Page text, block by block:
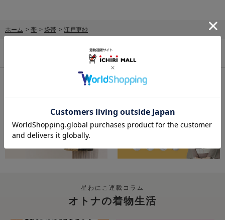
ホーム > 帯 > 袋帯 > 江戸更紗
星わにこ連載コラム
オトナの着物生活